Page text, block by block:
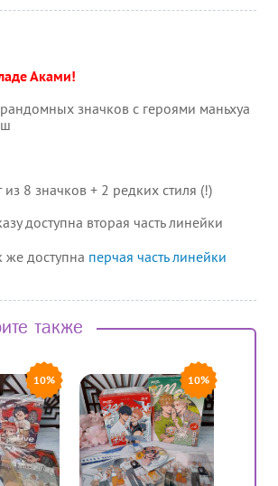
Аками!
значков с героями маньхуа
из 8 значков + 2 редких стиля (!)
доступна вторая часть линейки
же доступна перчая часть линейки
также
10% 10%